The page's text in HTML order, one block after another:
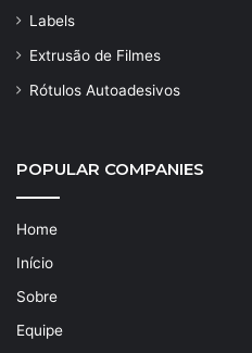
Labels
Extrusão de Filmes
Rótulos Autoadesivos
POPULAR COMPANIES
Home
Início
Sobre
Equipe